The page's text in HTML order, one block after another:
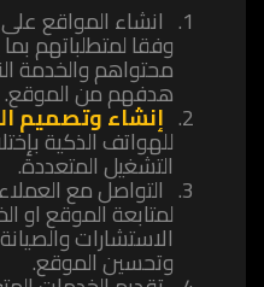
انشاء المواقع
وفقا لمتطلباتهم
محتواهم والخدمة
هدفهم من الموقع.
إنشاء وتصميم
للهواتف الذكية
التشغيل المتعددة.
التواصل مع
لمتابعة الموقع او
الاستشارات
وتحسين الموقع.